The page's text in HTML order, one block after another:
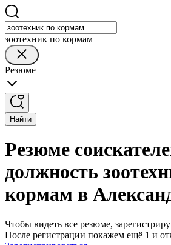
зоотехник по кормам
Резюме
Найти
Резюме
должность
кормам в
Чтобы видеть все резюме,
После регистрации покажем ещё 1 и